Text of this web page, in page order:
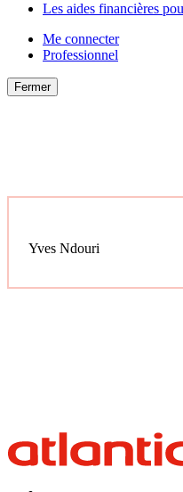
Les aides financières
Me connecter
Professionnel
Fermer
Yves Ndouri